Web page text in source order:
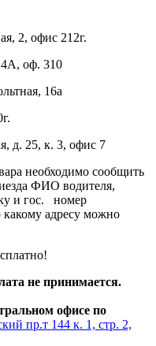
2, офис 212г.
оф. 310
16а
д. 25, к. 3, офис 7
необходимо сообщить
ФИО водителя,
и гос. номер
адресу можно
не принимается.
офисе по
пр.т 144 к. 1, стр. 2,